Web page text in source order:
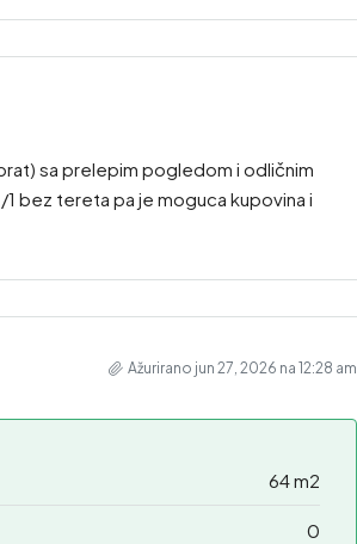
sa prelepim pogledom i odličnim
bez tereta pa je moguca kupovina i
Ažurirano jun 27, 2026 na 12:28 am
64 m2
0